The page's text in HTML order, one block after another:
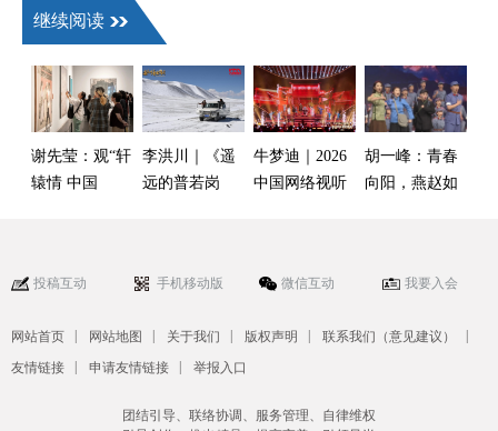
继续阅读
谢先莹：观“轩
辕情 中国
李洪川｜《遥
远的普若岗
牛梦迪｜2026
中国网络视听
胡一峰：青春
向阳，燕赵如
会有感
投稿互动 手机移动版 微信互动 我要入会
网站首页 | 网站地图 | 关于我们 | 版权声明 | 联系我们（意见建议） |
友情链接 | 申请友情链接 | 举报入口
团结引导、联络协调、服务管理、自律维权